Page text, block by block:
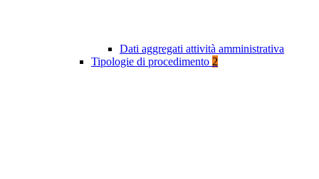
Dati aggregati attività amministrativa
Tipologie di procedimento 2